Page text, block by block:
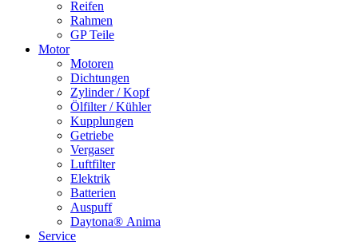
Reifen
Rahmen
GP Teile
Motor
Motoren
Dichtungen
Zylinder / Kopf
Ölfilter / Kühler
Kupplungen
Getriebe
Vergaser
Luftfilter
Elektrik
Batterien
Auspuff
Daytona® Anima
Service